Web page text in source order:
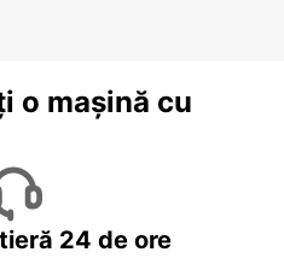
o mașină cu
24 de ore